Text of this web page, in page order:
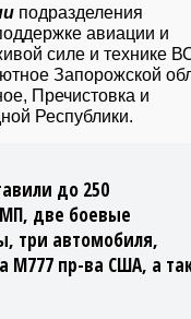
подразделения
авиации и
силе и технике
Запорожской
Пречистовка и
Республики.
до 250
две боевые
три автомобиля,
М777 пр-ва США, а